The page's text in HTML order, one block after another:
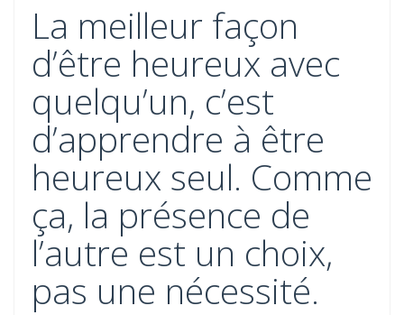
La meilleur façon
d’être heureux avec
quelqu’un, c’est
d’apprendre à être
heureux seul. Comme
ça, la présence de
l’autre est un choix,
pas une nécessité.